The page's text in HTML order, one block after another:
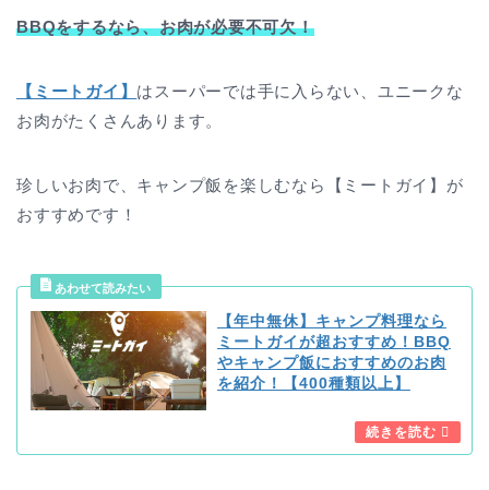
BBQをするなら、お肉が必要不可欠！
【ミートガイ】 はスーパーでは手に入らない、ユニークな
お肉がたくさんあります。
珍しいお肉で、キャンプ飯を楽しむなら【ミートガイ】が
おすすめです！
【年中無休】キャンプ料理なら
ミートガイが超おすすめ！BBQ
やキャンプ飯におすすめのお肉
を紹介！【400種類以上】